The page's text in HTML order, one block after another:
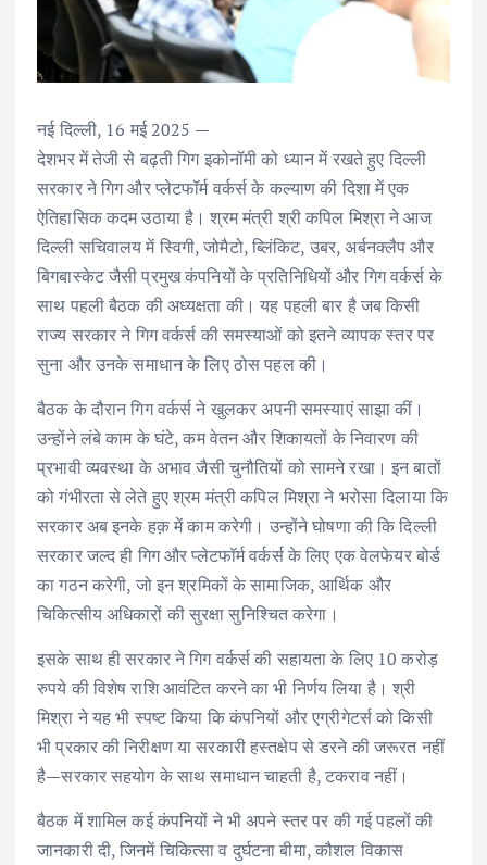
नई दिल्ली, 16 मई 2025 —
देशभर में तेजी से बढ़ती गिग इकोनॉमी को ध्यान में रखते हुए दिल्ली
सरकार ने गिग और प्लेटफॉर्म वर्कर्स के कल्याण की दिशा में एक
ऐतिहासिक कदम उठाया है। श्रम मंत्री श्री कपिल मिश्रा ने आज
दिल्ली सचिवालय में स्विगी, जोमैटो, ब्लिंकिट, उबर, अर्बनक्लैप और
बिगबास्केट जैसी प्रमुख कंपनियों के प्रतिनिधियों और गिग वर्कर्स के
साथ पहली बैठक की अध्यक्षता की। यह पहली बार है जब किसी
राज्य सरकार ने गिग वर्कर्स की समस्याओं को इतने व्यापक स्तर पर
सुना और उनके समाधान के लिए ठोस पहल की।
बैठक के दौरान गिग वर्कर्स ने खुलकर अपनी समस्याएं साझा कीं।
उन्होंने लंबे काम के घंटे, कम वेतन और शिकायतों के निवारण की
प्रभावी व्यवस्था के अभाव जैसी चुनौतियों को सामने रखा। इन बातों
को गंभीरता से लेते हुए श्रम मंत्री कपिल मिश्रा ने भरोसा दिलाया कि
सरकार अब इनके हक़ में काम करेगी। उन्होंने घोषणा की कि दिल्ली
सरकार जल्द ही गिग और प्लेटफॉर्म वर्कर्स के लिए एक वेलफेयर बोर्ड
का गठन करेगी, जो इन श्रमिकों के सामाजिक, आर्थिक और
चिकित्सीय अधिकारों की सुरक्षा सुनिश्चित करेगा।
इसके साथ ही सरकार ने गिग वर्कर्स की सहायता के लिए 10 करोड़
रुपये की विशेष राशि आवंटित करने का भी निर्णय लिया है। श्री
मिश्रा ने यह भी स्पष्ट किया कि कंपनियों और एग्रीगेटर्स को किसी
भी प्रकार की निरीक्षण या सरकारी हस्तक्षेप से डरने की जरूरत नहीं
है—सरकार सहयोग के साथ समाधान चाहती है, टकराव नहीं।
बैठक में शामिल कई कंपनियों ने भी अपने स्तर पर की गई पहलों की
जानकारी दी, जिनमें चिकित्सा व दुर्घटना बीमा, कौशल विकास